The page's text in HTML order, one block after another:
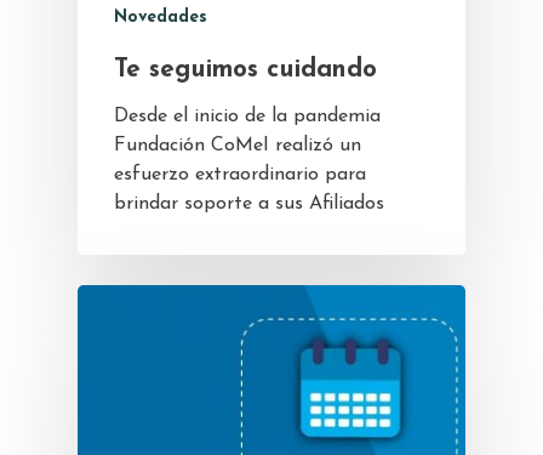
Novedades
Te seguimos cuidando
Desde el inicio de la pandemia
Fundación CoMeI realizó un
esfuerzo extraordinario para
brindar soporte a sus Afiliados